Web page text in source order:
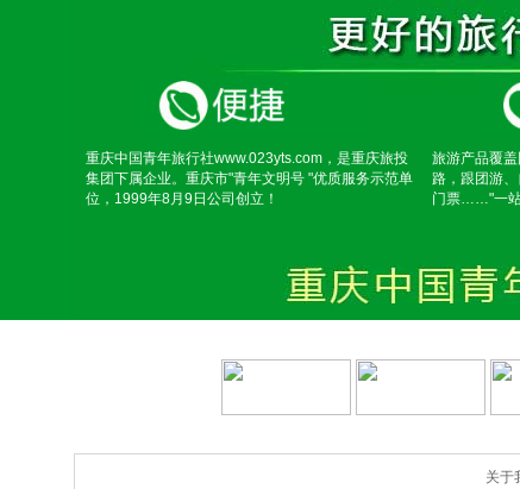
重庆中国青年旅行社www.023yts.com，是重庆旅投
集团下属企业。重庆市"青年文明号 "优质服务示范单
位，1999年8月9日公司创立！
旅游产品覆
路，跟团游、
门票……"一站
关于